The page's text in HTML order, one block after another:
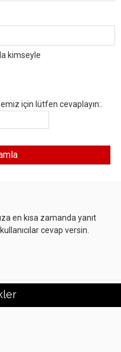
kimseyle
için lütfen cevaplayın:.
en kısa zamanda yanıt
cevap versin.